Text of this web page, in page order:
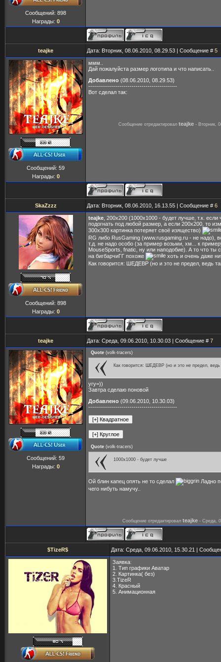
Сообщений: 898
Награды: 0
teajke Дата: Вторник, 08.06.2010, 08.29.53 | Сообщение # 5
Сообщений: 59
Награды: 0
ммм..
Дай пожалуйста размер логотипа и что написать..
Добавлено (08.06.2010, 08.29.53)
---------------------------------------------
Вот сделал так:
Сообщение отредактировал teajke - Вторник,
SkaZzzz Дата: Вторник, 08.06.2010, 16.13.55 | Сообщение # 6
Сообщений: 898
Награды: 0
teajke , 200х200 (1000x1000 - будет лучше, т.к. если
подогнать под любой размер, а если 200x200, то
300х300 картинка потеряет своё изящество)
RG либо RusGaming (www.rusgaming.ru - не надо),
т.д. не надо особо (за пример возьми, хм... к
MouseSports, fnatic, ну или наподобие). А то что ты
на бигбарчиГГ похоже
хоть и очень даже
Как говорится: ШЕДЕВР (но и это не предел, ведь
teajke Дата: Среда, 09.06.2010, 10.30.03 | Сообщение # 7
Сообщений: 59
Награды: 0
Quote (volk-tracers)
Как говорится: ШЕДЕВР (но и это не предел, ведь
угу=))
Завтра сделаю поновой
Добавлено (09.06.2010, 10.30.03)
---------------------------------------------
Quote (volk-tracers)
1000x1000 - будет лучше
Ой блин капец опять не то сделал
Ладно
чего нибуть намучу..
Сообщение отредактировал teajke - Среда,
$TizeR$ Дата: Среда, 09.06.2010, 15.30.21 |
Заявка:
1. Тип графики Аватар
2. Картинка( без)
3.TizeR
4. Красный
5. Анимационная